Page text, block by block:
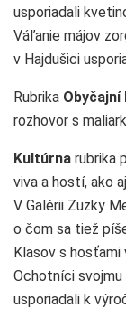
usporiadali
Váľanie májov
v Hajdušici
Rubrika Obyčajní
rozhovor s
Kultúrna rubrika
viva a hostí, ako
V Galérii Zuzky
o čom sa tiež
Klasov s hosťami
Ochotníci
usporiadali k